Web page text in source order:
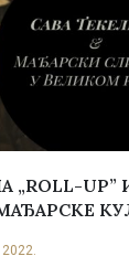
„ROLL-